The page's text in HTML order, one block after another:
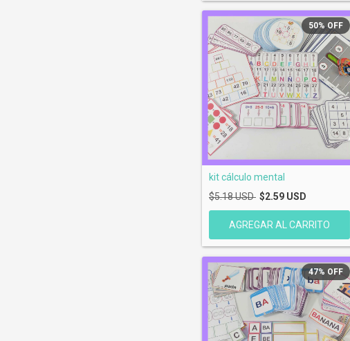
50%OFF
kit cálculo mental
$5.18 USD $2.59 USD
47% OFF